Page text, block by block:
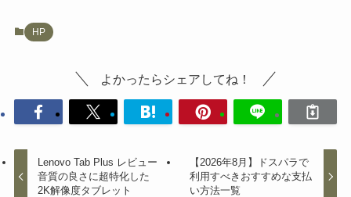
HP
よかったらシェアしてね！
Lenovo Tab Plus レビュー
音質の良さに超特化した
2K解像度タブレット
【2026年8月】ドスパラで
利用すべきおすすめな支払
い方法一覧